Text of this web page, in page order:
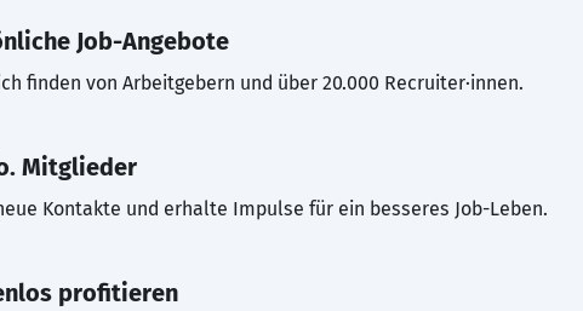
Job-Angebote
finden von Arbeitgebern und über 20.000 Recruiter·innen.
Mitglieder
Kontakte und erhalte Impulse für ein besseres Job-Leben.
profitieren